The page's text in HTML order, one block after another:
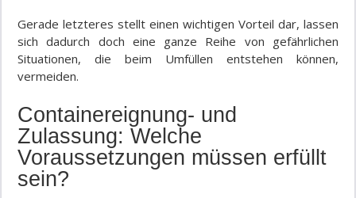
Gerade letzteres stellt einen wichtigen Vorteil dar, lassen
sich dadurch doch eine ganze Reihe von gefährlichen
Situationen, die beim Umfüllen entstehen können,
vermeiden.
Containereignung- und
Zulassung: Welche
Voraussetzungen müssen erfüllt
sein?